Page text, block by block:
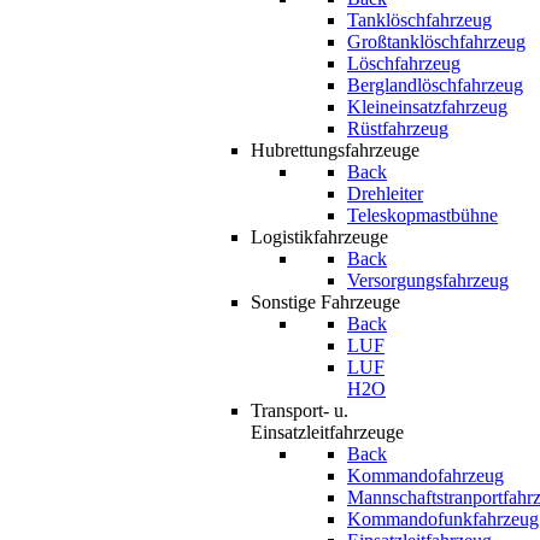
Tanklöschfahrzeug
Großtanklöschfahrzeug
Löschfahrzeug
Berglandlöschfahrzeug
Kleineinsatzfahrzeug
Rüstfahrzeug
Hubrettungsfahrzeuge
Back
Drehleiter
Teleskopmastbühne
Logistikfahrzeuge
Back
Versorgungsfahrzeug
Sonstige Fahrzeuge
Back
LUF
LUF
H2O
Transport- u.
Einsatzleitfahrzeuge
Back
Kommandofahrzeug
Kommandofunkfahrzeug